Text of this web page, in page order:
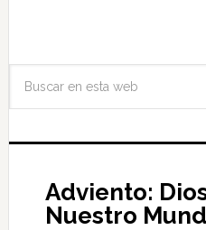
Adviento:
Nuestro